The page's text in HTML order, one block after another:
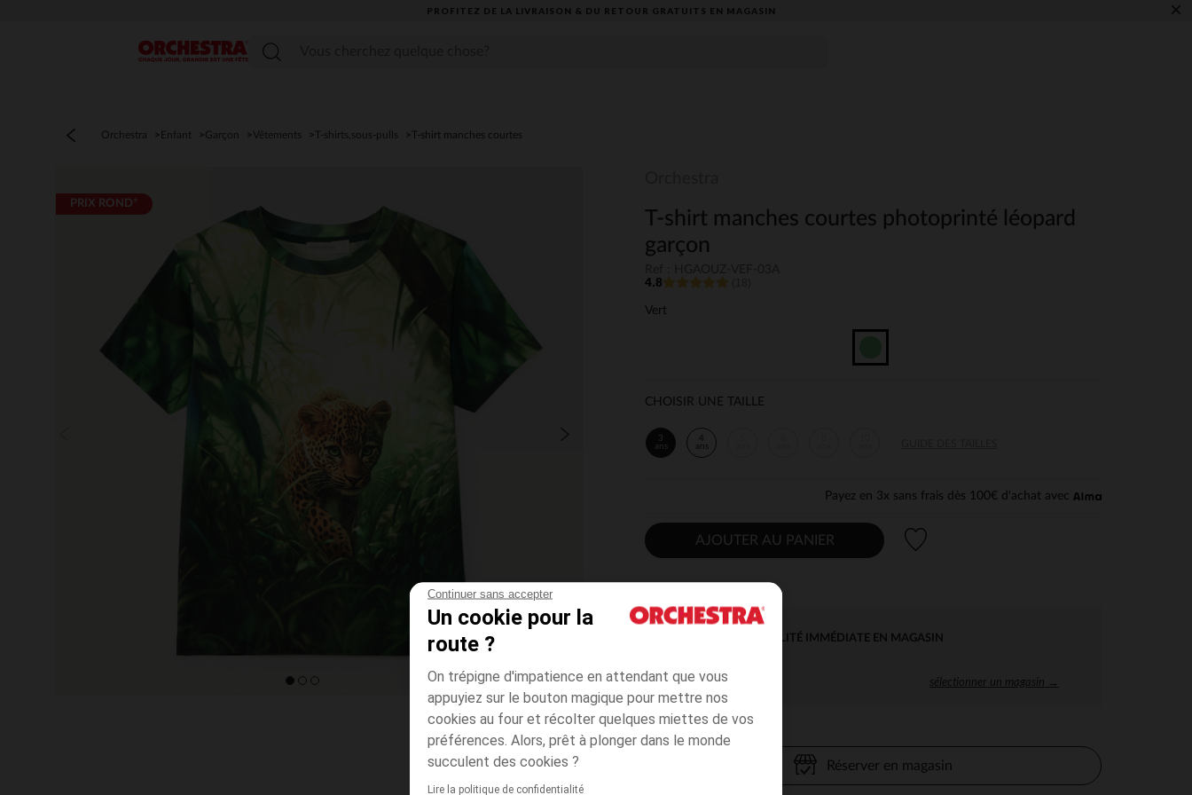
Continuer sans accepter
Un cookie pour la
route ?
On trépigne d'impatience en attendant que vous
appuyiez sur le bouton magique pour mettre nos
cookies au four et récolter quelques miettes de vos
préférences. Alors, prêt à plonger dans le monde
succulent des cookies ?
Lire la politique de confidentialité
PROFITEZ DE LA LIVRAISON & DU RETOUR GRATUITS EN MAGASIN​ ×
Menu
Orchestra Enfant Garçon Vêtements T-shirts,sous-pulls T-shirt manches courtes
PRIX ROND*
T-shirt manches courtes photoprinté léopard
garçon
4.8
Vert
CHOISIR UNE TAILLE
3
ans
4
ans
Payez en 3x sans frais dès 100€ d'achat avec
AJOUTER AU PANIER
DISPONIBILITÉ IMMÉDIATE EN MAGASIN
sélectionner un magasin →
Réserver en magasin